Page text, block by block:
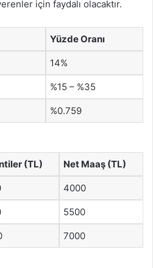
için faydalı olacaktır.
Yüzde Oranı
14%
%15 – %35
%0.759
(TL) Net Maaş (TL)
4000
5500
7000